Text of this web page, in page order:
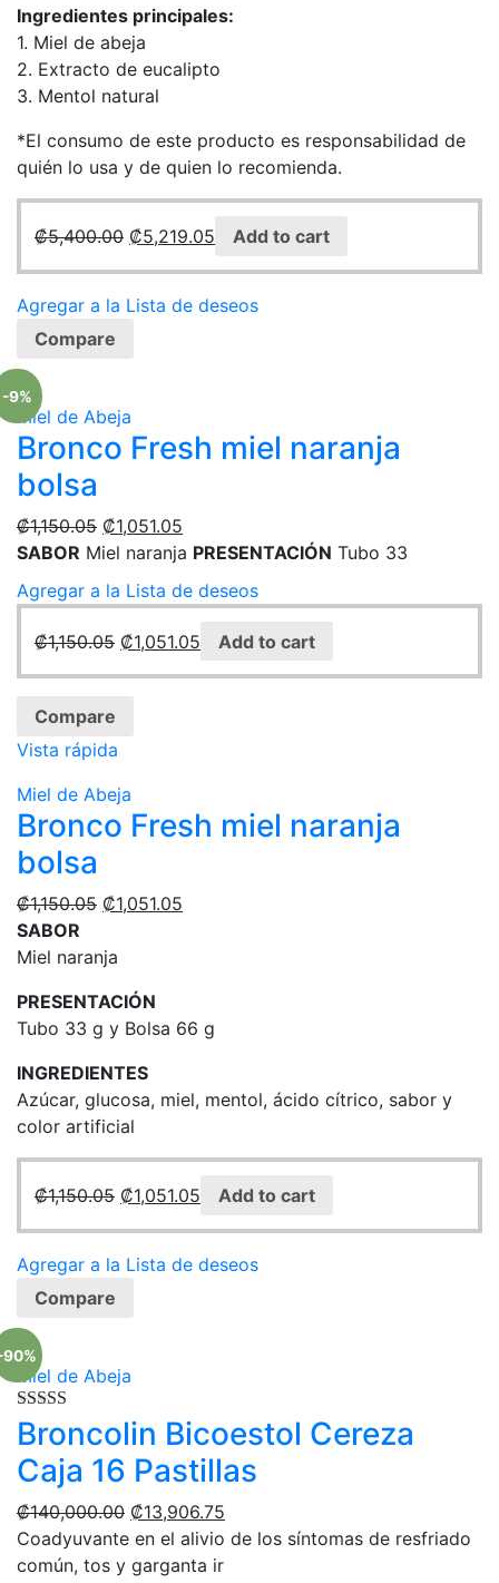
Ingredientes principales:
1. Miel de abeja
2. Extracto de eucalipto
3. Mentol natural
*El consumo de este producto es responsabilidad de
quién lo usa y de quien lo recomienda.
₡5,400.00 ₡5,219.05 Add to cart
Agregar a la Lista de deseos
Compare
-9%
Miel de Abeja
Bronco Fresh miel naranja
bolsa
₡1,150.05 ₡1,051.05
SABOR Miel naranja PRESENTACIÓN Tubo 33
Agregar a la Lista de deseos
₡1,150.05 ₡1,051.05 Add to cart
Compare
Vista rápida
Miel de Abeja
Bronco Fresh miel naranja
bolsa
₡1,150.05 ₡1,051.05
SABOR
Miel naranja
PRESENTACIÓN
Tubo 33 g y Bolsa 66 g
INGREDIENTES
Azúcar, glucosa, miel, mentol, ácido cítrico, sabor y
color artificial
₡1,150.05 ₡1,051.05 Add to cart
Agregar a la Lista de deseos
Compare
Miel de Abeja
Rated 5.00
out of 5
Broncolin Bicoestol Cereza
Caja 16 Pastillas
₡140,000.00 ₡13,906.75
Coadyuvante en el alivio de los síntomas de resfriado
común, tos y garganta ir